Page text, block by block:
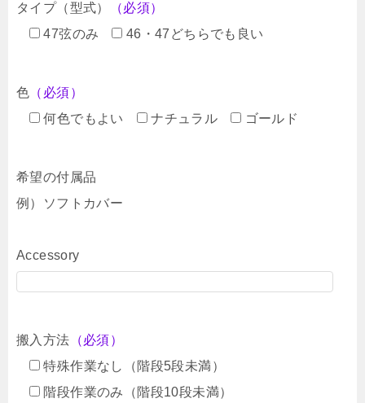
タイプ（型式）
（必須）
47弦のみ
46・47どちらでも良い
色 （必須）
何色でもよい
ナチュラル ゴールド
希望の付属品
例）ソフトカバー
Accessory
搬入方法 （必須）
特殊作業なし（階段5段未満）
階段作業のみ（階段10段未満）